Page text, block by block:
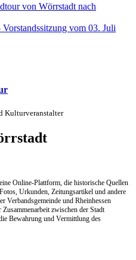
von Wörrstadt nach
vom 03. Juli
Kulturveranstalter
Online-Plattform, die historische Quellen
Urkunden, Zeitungsartikel und andere
Verbandsgemeinde und Rheinhessen
zwischen der Stadt
Bewahrung und Vermittlung des